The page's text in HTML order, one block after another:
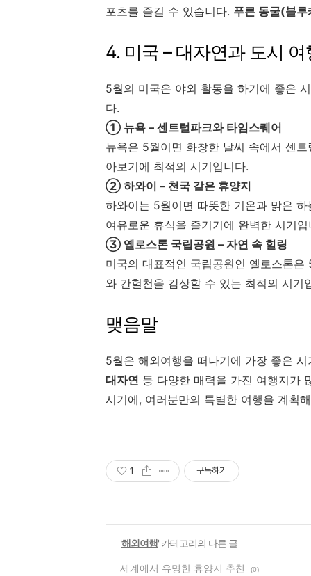
포츠를 즐길 수 있습니다. 푸른 동굴(블
4. 미국 – 대자연과 도시
5월의 미국은 야외 활동을 하기에 좋은
다.
① 뉴욕 – 센트럴파크와 타임스퀘어
뉴욕은 5월이면 화창한 날씨 속에서 센
아보기에 최적의 시기입니다.
② 하와이 – 천국 같은 휴양지
하와이는 5월이면 따뜻한 기온과 맑은
여유로운 휴식을 즐기기에 완벽한 시기입
③ 옐로스톤 국립공원 – 자연 속 힐링
미국의 대표적인 국립공원인 옐로스톤
와 간헐천을 감상할 수 있는 최적의 시기
맺음말
5월은 해외여행을 떠나기에 가장 좋은
대자연 등 다양한 매력을 가진 여행지가
시기에, 여러분만의 특별한 여행을 계획
1 구독하기
'해외여행' 카테고리의 다른 글
세계에서 유명한 휴양지 추천 (0)